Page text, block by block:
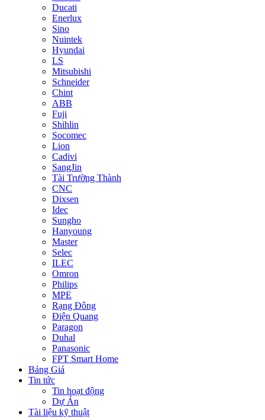
Ducati
Enerlux
Sino
Nuintek
Hyundai
LS
Mitsubishi
Schneider
Chint
ABB
Fuji
Shihlin
Socomec
Lion
Cadivi
SangJin
Tài Trường Thành
CNC
Dixsen
Idec
Sungho
Hanyoung
Master
Selec
ILEC
Omron
Philips
MPE
Rạng Đông
Điện Quang
Paragon
Duhal
Panasonic
FPT Smart Home
Bảng Giá
Tin tức
Tin hoạt động
Dự Án
Tài liệu kỹ thuật